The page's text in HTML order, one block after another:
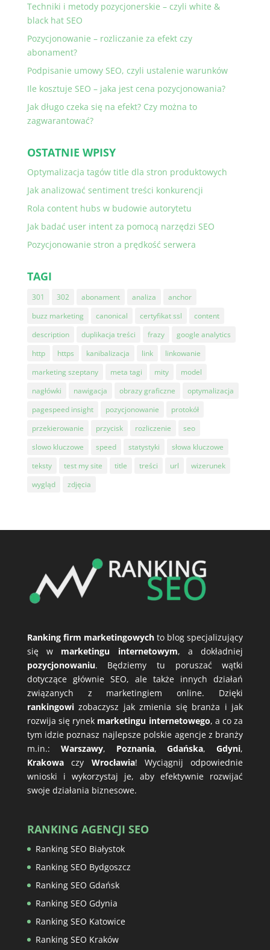
Techniki i metody pozycjonerskie – czyli white &
black hat SEO
Pozycjonowanie – rozliczanie za efekt czy
abonament?
Podpisanie umowy SEO, czyli ustalenie warunków
Ile kosztuje SEO – jaka jest cena pozycjonowania?
Jak długo czeka się na efekt? Czy można to
zagwarantować?
OSTATNIE WPISY
Optymalizacja tagów title dla stron produktowych
Jak analizować sentiment treści konkurencji
Rola content hubs w budowie autorytetu
Jak badać user intent za pomocą narzędzi SEO
Pozycjonowanie stron a prędkość serwera
TAGI
301 302 abonament analiza
anchor
buzz marketing
canonical certyfikat ssl
content
description
duplikacja treści frazy
google analytics
http
https kanibalizacja link
linkowanie
marketing szeptany
meta tagi mity
model
nagłówki
nawigacja obrazy graficzne
optymalizacja
pagespeed insight
pozycjonowanie
protokół
przekierowanie
przycisk rozliczenie
seo
slowo kluczowe
speed statystyki
słowa kluczowe
teksty
test my site title treści url
wizerunek
wygląd
zdjęcia
Ranking firm marketingowychto blog specjalizujący
się w marketingu internetowym, a dokładniej
pozycjonowaniu. Będziemy tu poruszać wątki
dotyczące głównie SEO, ale także innych działań
związanych z marketingiem online. Dzięki
rankingowizobaczysz jak zmienia się branża i jak
rozwija się rynek marketingu internetowego, a co za
tym idzie poznasz najlepsze polskie agencje z branży
m.in.: Warszawy, Poznania,Gdańska,Gdyni,
Krakowaczy Wrocławia! Wyciągnij odpowiednie
wnioski i wykorzystaj je, aby efektywnie rozwijać
swoje działania biznesowe.
RANKING AGENCJI SEO
Ranking SEO Białystok
Ranking SEO Bydgoszcz
Ranking SEO Gdańsk
Ranking SEO Gdynia
Ranking SEO Katowice
Ranking SEO Kraków